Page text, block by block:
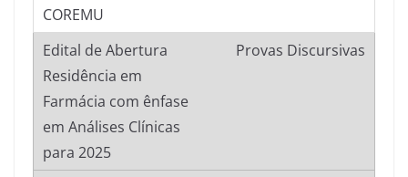
Provas Discursivas